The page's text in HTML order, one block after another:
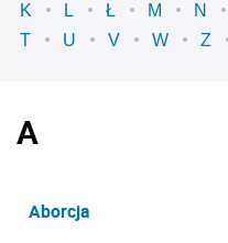
K L Ł M N
T
U V W Z
A
Aborcja